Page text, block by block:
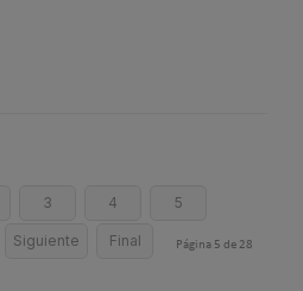
3 4 5
Siguiente Final Página 5 de 28